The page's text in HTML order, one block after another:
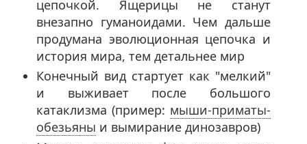
цепочкой. Ящерицы не станут
внезапно гуманоидами. Чем дальше
продумана эволюционная цепочка и
история мира, тем детальнее мир
Конечный вид стартует как "мелкий"
и выживает после большого
катаклизма (пример: мыши-приматы-
обезьяны и вымирание динозавров)